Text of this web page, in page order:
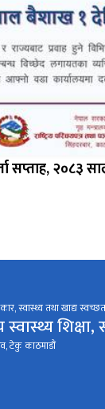
सप्‍ताह, २०८३
स्वास्थ्य तथा खाद्य
स्वास्थ्य
टेकु काठमाडौं